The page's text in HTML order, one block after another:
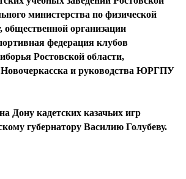
министерства по физической
общественной организации
федерация клубов
Ростовской области,
Новочеркасска и руководства ЮРГПУ
Дону кадетских казачьих игр
губернатору Василию Голубеву.